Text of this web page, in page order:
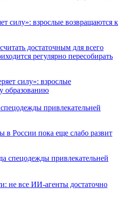
силу»: взрослые возвращаются к
достаточным для всего
регулярно пересобирать
привлекательней
России пока еще слабо развит
не все ИИ-агенты достаточно